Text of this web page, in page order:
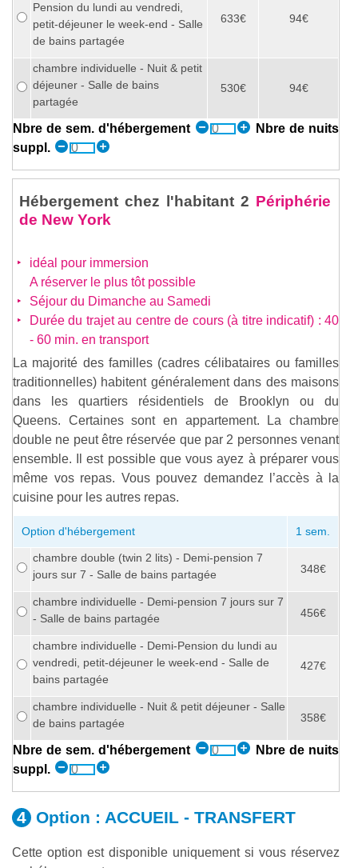
Pension du lundi au vendredi,
petit-déjeuner le week-end - Salle
de bains partagée
633€ 94€
chambre individuelle - Nuit & petit
déjeuner - Salle de bains
partagée
530€ 94€
Nbre de sem. d'hébergement
Nbre de nuits
suppl.
Hébergement chez l'habitant 2 Périphérie
de New York
idéal pour immersion
A réserver le plus tôt possible
Séjour du Dimanche au Samedi
Durée du trajet au centre de cours (à titre indicatif) : 40
- 60 min. en transport
La majorité des familles (cadres célibataires ou familles
traditionnelles) habitent généralement dans des maisons
dans les quartiers résidentiels de Brooklyn ou du
Queens. Certaines sont en appartement. La chambre
double ne peut être réservée que par 2 personnes venant
ensemble. Il est possible que vous ayez à préparer vous
même vos repas. Vous pouvez demandez l’accès à la
cuisine pour les autres repas.
Option d'hébergement 1 sem.
chambre double (twin 2 lits) - Demi-pension 7
jours sur 7 - Salle de bains partagée
348€
chambre individuelle - Demi-pension 7 jours sur 7
- Salle de bains partagée
456€
chambre individuelle - Demi-Pension du lundi au
vendredi, petit-déjeuner le week-end - Salle de
bains partagée
427€
chambre individuelle - Nuit & petit déjeuner - Salle
de bains partagée
358€
Nbre de sem. d'hébergement
Nbre de nuits
suppl.
Option : ACCUEIL - TRANSFERT
Cette option est disponible uniquement si vous réservez